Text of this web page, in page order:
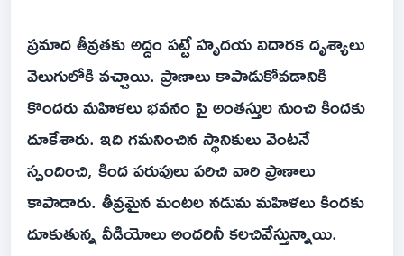
ప్రమాద తీవ్రతకు అద్దం పట్టే హృదయ విదారక దృశ్యాలు
వెలుగులోకి వచ్చాయి. ప్రాణాలు కాపాడుకోవడానికి
కొందరు మహిళలు భవనం పై అంతస్తుల నుంచి కిందకు
దూకేశారు. ఇది గమనించిన స్థానికులు వెంటనే
స్పందించి, కింద పరుపులు పరిచి వారి ప్రాణాలు
కాపాడారు. తీవ్రమైన మంటల నడుమ మహిళలు కిందకు
దూకుతున్న వీడియోలు అందరినీ కలచివేస్తున్నాయి.